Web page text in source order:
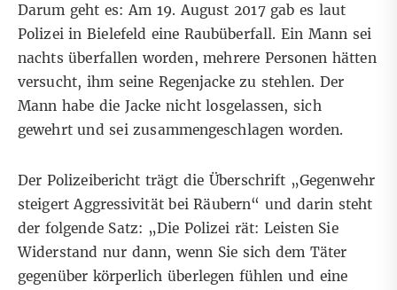
Darum geht es: Am 19. August 2017 gab es laut
Polizeiin Bielefeld eine Raubüberfall. Ein Mann sei
nachts überfallen worden, mehrere Personen hätten
versucht, ihm seine Regenjacke zu stehlen. Der
Mann habe die Jacke nicht losgelassen, sich
gewehrt und sei zusammengeschlagen worden.
Der Polizeibericht trägt die Überschrift „Gegenwehr
steigert Aggressivität bei Räubern“ und darin steht
der folgende Satz: „Die Polizei rät: Leisten Sie
Widerstand nur dann, wenn Sie sich dem Täter
gegenüber körperlich überlegen fühlen und eine